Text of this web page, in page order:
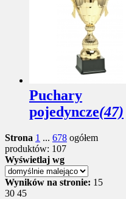
Puchary
pojedyncze(47)
Strona 1 ... 678 ogółem
produktów: 107
Wyświetlaj wg
Wyników na stronie: 15
30 45